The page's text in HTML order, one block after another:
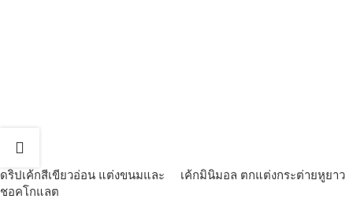
ดริปเค้กสีเขียวอ่อน แต่งขนมและ
ชอคโกแลต
เค้กมินิมอล ตกแต่งกระต่ายหูยาว